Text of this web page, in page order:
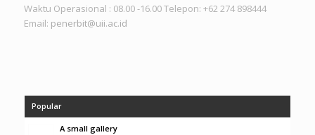
Waktu Operasional : 08.00 -16.00 Telepon: +62 274 898444
Email: penerbit@uii.ac.id
Popular
A small gallery